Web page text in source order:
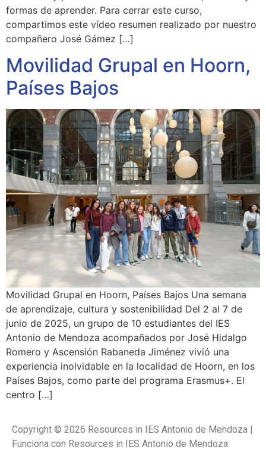
formas de aprender. Para cerrar este curso,
compartimos este vídeo resumen realizado por nuestro
compañero José Gámez […]
Movilidad Grupal en Hoorn,
Países Bajos
Movilidad Grupal en Hoorn, Países Bajos Una semana
de aprendizaje, cultura y sostenibilidad Del 2 al 7 de
junio de 2025, un grupo de 10 estudiantes del IES
Antonio de Mendoza acompañados por José Hidalgo
Romero y Ascensión Rabaneda Jiménez vivió una
experiencia inolvidable en la localidad de Hoorn, en los
Países Bajos, como parte del programa Erasmus+. El
centro […]
Copyright © 2026 Resources in IES Antonio de Mendoza |
Funciona con Resources in IES Antonio de Mendoza